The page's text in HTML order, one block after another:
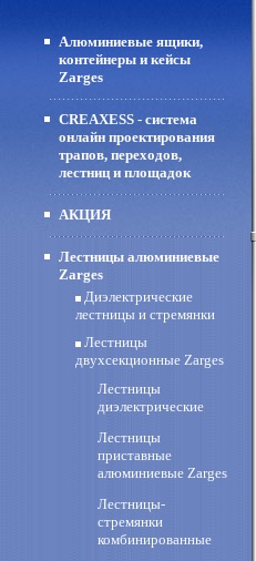
Алюминиевые ящики,
контейнеры и кейсы
Zarges
CREAXESS - система
онлайн проектирования
трапов, переходов,
лестниц и площадок
АКЦИЯ
Лестницы алюминиевые
Zarges
Диэлектрические
лестницы и стремянки
Лестницы
двухсекционные Zarges
Лестницы
диэлектрические
Лестницы
приставные
алюминиевые Zarges
Лестницы-
стремянки
комбинированные